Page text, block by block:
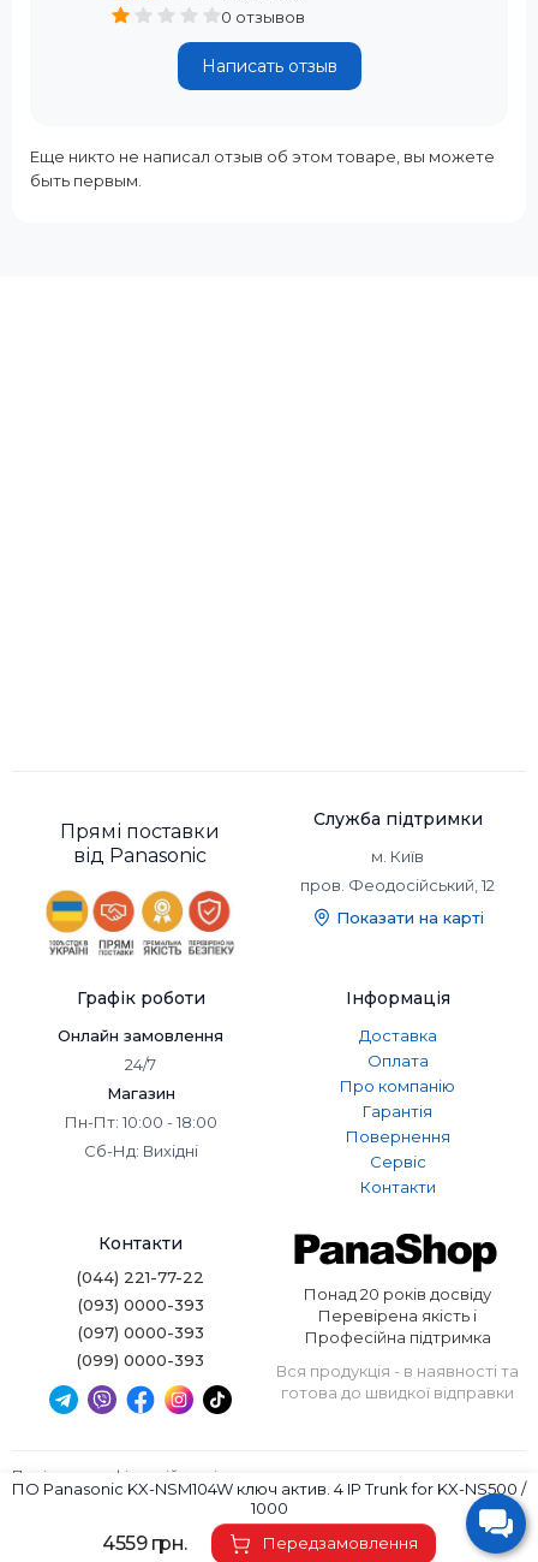
0 отзывов
Написать отзыв
Еще никто не написал отзыв об этом товаре, вы можете
быть первым.
ПО Panasonic KX-NSM104W ключ актив. 4 IP Trunk for KX-NS500 /
1000
4559 грн. Передзамовлення
Прямі поставки
від Panasonic
Служба підтримки
м. Київ
пров. Феодосійський, 12
Показати на карті
Графік роботи
Онлайн замовлення
24/7
Магазин
Пн-Пт: 10:00 - 18:00
Сб-Нд: Вихідні
Інформація
Доставка
Оплата
Про компанію
Гарантія
Повернення
Сервіс
Контакти
Контакти
(044) 221-77-22
(093) 0000-393
(097) 0000-393
(099) 0000-393
Понад 20 років досвіду
Перевірена якість і
Професійна підтримка
Вся продукція - в наявності та
готова до швидкої відправки
Panashop © 2026. Всі права захищені.
Політика конфіденційності
Умови використання